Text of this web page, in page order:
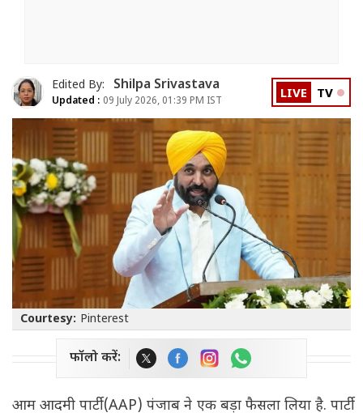
Edited By: Shilpa Srivastava
Updated : 09 July 2026, 01:39 PM IST LIVE TV
Courtesy: Pinterest
फॉलो करें:
आम आदमी पार्टी (AAP) पंजाब ने एक बड़ा फैसला लिया है. पार्टी